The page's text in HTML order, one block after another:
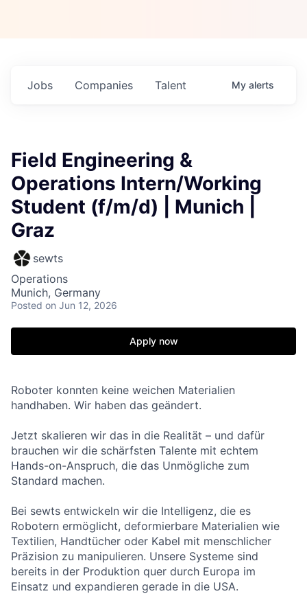
Jobs Companies Talent My alerts
Field Engineering &
Operations Intern/Working
Student (f/m/d) | Munich |
Graz
sewts
Operations
Munich, Germany
Posted on Jun 12, 2026
Apply now
Roboter konnten keine weichen Materialien
handhaben. Wir haben das geändert.
Jetzt skalieren wir das in die Realität – und dafür
brauchen wir die schärfsten Talente mit echtem
Hands-on-Anspruch, die das Unmögliche zum
Standard machen.
Bei sewts entwickeln wir die Intelligenz, die es
Robotern ermöglicht, deformierbare Materialien wie
Textilien, Handtücher oder Kabel mit menschlicher
Präzision zu manipulieren. Unsere Systeme sind
bereits in der Produktion quer durch Europa im
Einsatz und expandieren gerade in die USA.